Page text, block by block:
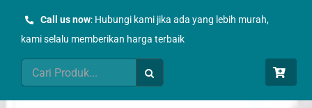
Call us now: Hubungi kami jika ada yang lebih murah,
kami selalu memberikan harga terbaik
Search
for: